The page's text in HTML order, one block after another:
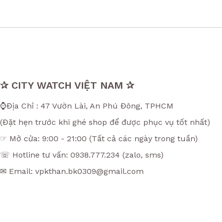
✰ CITY WATCH VIỆT NAM ✰
⌚Địa Chỉ : 47 Vườn Lài, An Phú Đông, TPHCM
(Đặt hẹn trước khi ghé shop để được phục vụ tốt nhất)
☞ Mở cửa: 9:00 - 21:00 (Tất cả các ngày trong tuần)
☏ Hotline tư vấn: 0938.777.234 (zalo, sms)
✉ Email: vpkthan.bk0309@gmail.com